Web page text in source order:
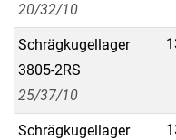
20/32/10
Schrägkugellager
3805-2RS
25/37/10
Schrägkugellager